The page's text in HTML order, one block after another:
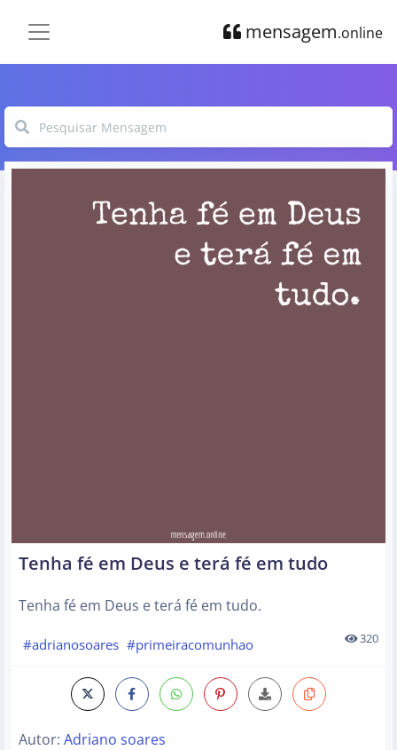
mensagem.online
Tenha fé em Deus e terá fé em tudo
Tenha fé em Deus e terá fé em tudo.
#adrianosoares #primeiracomunhao 320
Autor: Adriano soares